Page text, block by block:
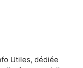
Utiles, dédiée